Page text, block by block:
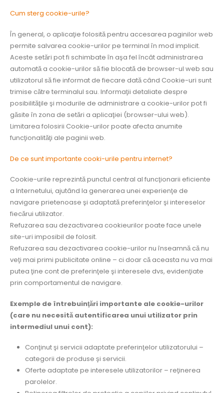
Cum sterg cookie-urile?
În general, o aplicaţie folosită pentru accesarea paginilor web
permite salvarea cookie-urilor pe terminal în mod implicit.
Aceste setări pot fi schimbate în aşa fel încât administrarea
automată a cookie-urilor să fie blocată de browser-ul web sau
utilizatorul să fie informat de fiecare dată când Cookie-uri sunt
trimise către terminalul sau. Informaţii detaliate despre
posibilităţile şi modurile de administrare a cookie-urilor pot fi
găsite în zona de setări a aplicaţiei (browser-ului web).
Limitarea folosirii Cookie-urilor poate afecta anumite
funcţionalităţi ale paginii web.
De ce sunt importante cooki-urile pentru internet?
Cookie-urile reprezintă punctul central al funcţionarii eficiente
a Internetului, ajutând la generarea unei experienţe de
navigare prietenoase şi adaptată preferinţelor şi intereselor
fiecărui utilizator.
Refuzarea sau dezactivarea cookieurilor poate face unele
site-uri imposibil de folosit.
Refuzarea sau dezactivarea cookie-urilor nu înseamnă că nu
veţi mai primi publicitate online – ci doar că aceasta nu va mai
putea ţine cont de preferinţele şi interesele dvs, evidenţiate
prin comportamentul de navigare.
Exemple de întrebuinţări importante ale cookie-urilor
(care nu necesită autentificarea unui utilizator prin
intermediul unui cont):
Conţinut şi servicii adaptate preferinţelor utilizatorului –
categorii de produse şi servicii.
Oferte adaptate pe interesele utilizatorilor – reţinerea
parolelor.